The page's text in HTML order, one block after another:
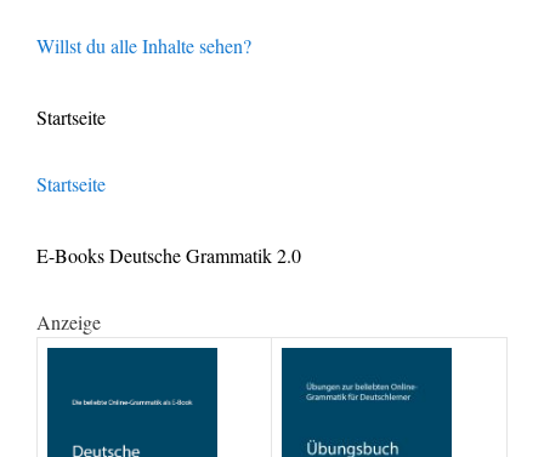
Willst du alle Inhalte sehen?
Startseite
Startseite
E-Books Deutsche Grammatik 2.0
Anzeige